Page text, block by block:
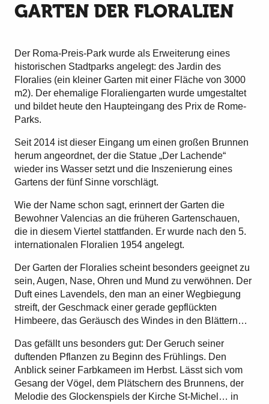
GARTEN DER FLORALIEN
Der Roma-Preis-Park wurde als Erweiterung eines
historischen Stadtparks angelegt: des Jardin des
Floralies (ein kleiner Garten mit einer Fläche von 3000
m2). Der ehemalige Floraliengarten wurde umgestaltet
und bildet heute den Haupteingang des Prix de Rome-
Parks.
Seit 2014 ist dieser Eingang um einen großen Brunnen
herum angeordnet, der die Statue „Der Lachende“
wieder ins Wasser setzt und die Inszenierung eines
Gartens der fünf Sinne vorschlägt.
Wie der Name schon sagt, erinnert der Garten die
Bewohner Valencias an die früheren Gartenschauen,
die in diesem Viertel stattfanden. Er wurde nach den 5.
internationalen Floralien 1954 angelegt.
Der Garten der Floralies scheint besonders geeignet zu
sein, Augen, Nase, Ohren und Mund zu verwöhnen. Der
Duft eines Lavendels, den man an einer Wegbiegung
streift, der Geschmack einer gerade gepflückten
Himbeere, das Geräusch des Windes in den Blättern…
Das gefällt uns besonders gut: Der Geruch seiner
duftenden Pflanzen zu Beginn des Frühlings. Den
Anblick seiner Farbkameen im Herbst. Lässt sich vom
Gesang der Vögel, dem Plätschern des Brunnens, der
Melodie des Glockenspiels der Kirche St-Michel… in